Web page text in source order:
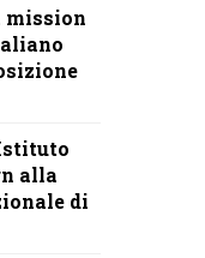
mission
alla
di